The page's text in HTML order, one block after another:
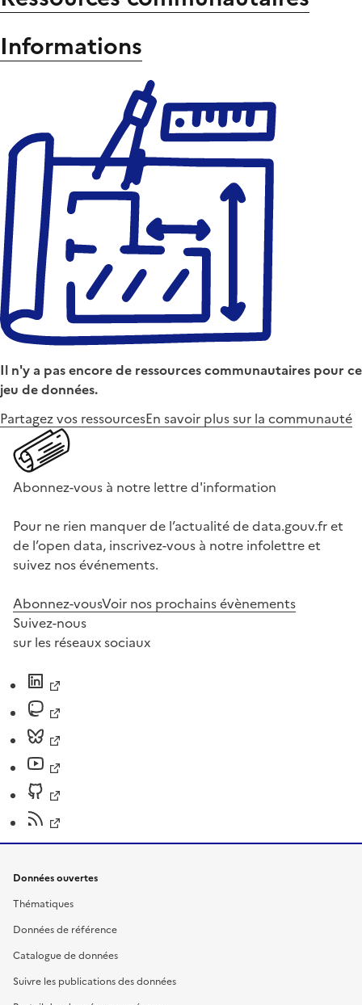
Informations
Il n'y a pas encore de ressources communautaires pour ce
jeu de données.
Partagez vos ressourcesEn savoir plus sur la communauté
Abonnez-vous à notre lettre d'information
Pour ne rien manquer de l’actualité de data.gouv.fr et
de l’open data, inscrivez-vous à notre infolettre et
suivez nos événements.
Abonnez-vousVoir nos prochains évènements
Suivez-nous
sur les réseaux sociaux
Données ouvertes
Thématiques
Données de référence
Catalogue de données
Suivre les publications des données